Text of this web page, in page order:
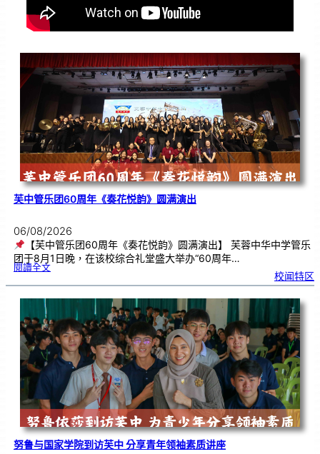
芙中管乐团60周年《奏花悦韵》圆满演出
06/08/2026
【芙中管乐团60周年《奏花悦韵》圆满演出】 芙蓉中华中学管乐
团于8月1日晚，在该校综合礼堂盛大举办“60周年…
閱讀全文:芙
乐
6
0
《
奏
花
悦
韵
》
圆
满
演
出
校闻特区
努鲁与国家学院到访芙中 分享青年领袖素质讲座